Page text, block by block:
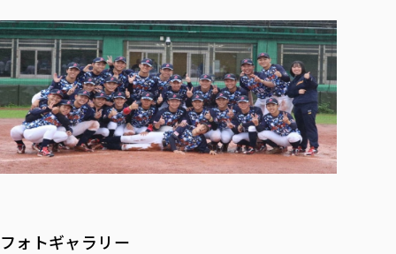
フォトギャラリー